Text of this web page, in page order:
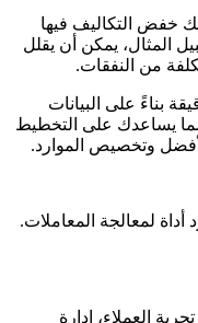
خفض التكاليف فيها
المثال، يمكن أن يقلل
من النفقات.
بناءً على البيانات
مما يساعدك على التخطيط
وتخصيص الموارد.
لمعالجة المعاملات.
العملاء، إدارة